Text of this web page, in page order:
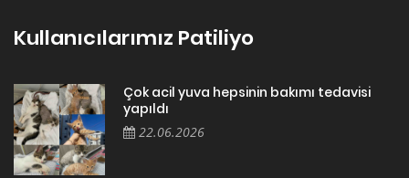
Kullanıcılarımız Patiliyo
Çok acil yuva hepsinin bakımı tedavisi
yapıldı
22.06.2026